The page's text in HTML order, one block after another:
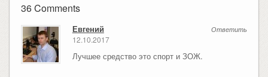
36 Comments
Ответить
Евгений
12.10.2017
Лучшее средство это спорт и ЗОЖ.